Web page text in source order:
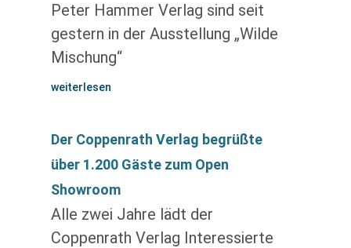
Peter Hammer Verlag sind seit
gestern in der Ausstellung „Wilde
Mischung“
weiterlesen
Der Coppenrath Verlag begrüßte
über 1.200 Gäste zum Open
Showroom
Alle zwei Jahre lädt der
Coppenrath Verlag Interessierte